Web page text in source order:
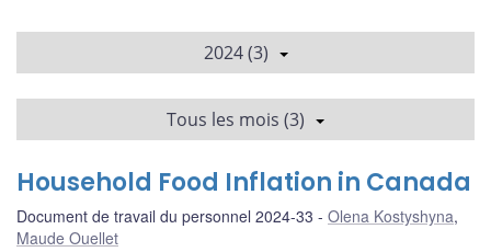
2024 (3)
Tous les mois (3)
Household Food Inflation in Canada
Document de travail du personnel 2024-33 Olena Kostyshyna,
Maude Ouellet